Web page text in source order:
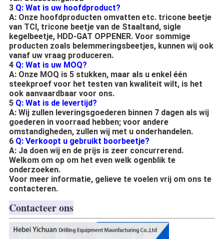
3 Q: Wat is uw hoofdproduct?
A: Onze hoofdproducten omvatten etc. tricone beetje
van TCI, tricone beetje van de Staaltand, sigle
kegelbeetje, HDD-GAT OPPENER. Voor sommige
producten zoals belemmeringsbeetjes, kunnen wij ook
vanaf uw vraag produceren.
4 Q: Wat is uw MOQ?
A: Onze MOQ is 5 stukken, maar als u enkel één
steekproef voor het testen van kwaliteit wilt, is het
ook aanvaardbaar voor ons.
5 Q: Wat is de levertijd?
A: Wij zullen leveringsgoederen binnen 7 dagen als wij
goederen in voorraad hebben; voor andere
omstandigheden, zullen wij met u onderhandelen.
6 Q: Verkoopt u gebruikt boorbeetje?
A: Ja doen wij en de prijs is zeer concurrerend.
Welkom om op om het even welk ogenblik te
onderzoeken.
Voor meer informatie, gelieve te voelen vrij om ons te
contacteren.
Contacteer ons